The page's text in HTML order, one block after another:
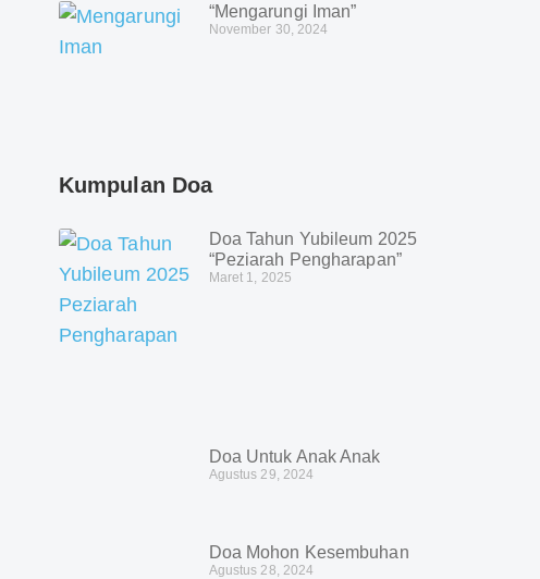
“Mengarungi Iman”
November 30, 2024
Kumpulan Doa
Doa Tahun Yubileum 2025
“Peziarah Pengharapan”
Maret 1, 2025
Doa Untuk Anak Anak
Agustus 29, 2024
Doa Mohon Kesembuhan
Agustus 28, 2024